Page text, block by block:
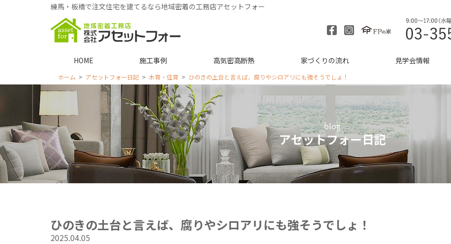
練馬・板橋で注文住宅を建てるなら地域密着の工務店アセットフォー
HOME 施工事例 高気密高断熱 家づくりの流れ 見学会情報
ホーム アセットフォー日記 木育・住育 ひのきの土台と言えば、腐りやシロアリにも強そうでしょ！
blog
アセットフォー日記
ひのきの土台と言えば、腐りやシロアリにも強そうでしょ！
2025.04.05